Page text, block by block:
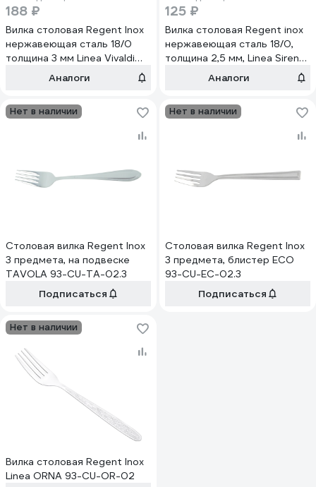
188 ₽
Вилка столовая Regent Inox
нержавеющая сталь 18/0
толщина 3 мм Linea Vivaldi
93-CU-VL-02Аналоги
125 ₽
Вилка столовая Regent inox
нержавеющая сталь 18/0,
толщина 2,5 мм, Linea Sirena
93-CU-SI-02Аналоги
Нет в наличии
Столовая вилка Regent Inox
3 предмета, на подвеске
TAVOLA 93-CU-TA-02.3
Подписаться
Нет в наличии
Столовая вилка Regent Inox
3 предмета, блистер ECO
93-CU-EC-02.3
Подписаться
Нет в наличии
Вилка столовая Regent Inox
Linea ORNA 93-CU-OR-02